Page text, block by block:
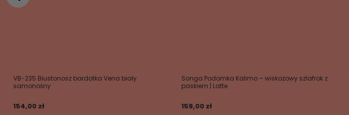
VB-235 Biustonosz bardotka Vena biały
samonośny
154,00 zł
Songa Podomka Kalimo – wiskozowy szlafrok z
paskiem | Latte
159,00 zł